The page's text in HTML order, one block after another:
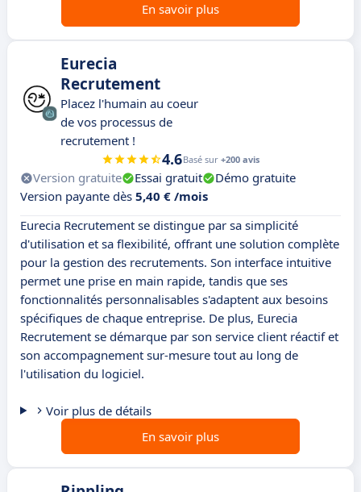
En savoir plus
Eurecia
Recrutement
Placez l'humain au coeur
de vos processus de
recrutement !
4.6Basé sur +200 avis
Version gratuite Essai gratuit
Démo gratuite
Version payante dès 5,40 € /mois
Eurecia Recrutement se distingue par sa simplicité
d'utilisation et sa flexibilité, offrant une solution complète
pour la gestion des recrutements. Son interface intuitive
permet une prise en main rapide, tandis que ses
fonctionnalités personnalisables s'adaptent aux besoins
spécifiques de chaque entreprise. De plus, Eurecia
Recrutement se démarque par son service client réactif et
son accompagnement sur-mesure tout au long de
l'utilisation du logiciel.
Voir plus de détails
En savoir plus